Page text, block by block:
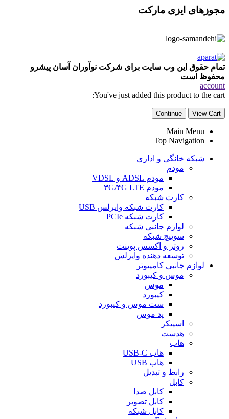
مجوزهای ایزی مارکت
تمام حقوق این وب سایت برای شرکت نوآوران آسان پیشرو
محفوظ است
account
You've just added this product to the cart:
View Cart
Continue
Main Menu
Top Navigation
شبکه خانگی و اداری
مودم
مودم ADSL و VDSL
مودم ۳G/۴G LTE
کارت شبکه
کارت شبکه وایرلس USB
کارت شبکه PCIe
لوازم جانبی شبکه
سوییچ شبکه
روتر و اکسس پوینت
توسعه دهنده وایرلس
لوازم جانبی کامپیوتر
موس و کیبورد
موس
کیبورد
ست موس و کیبورد
پد موس
اسپیکر
هدست
هاب
هاب USB-C
هاب USB
رابط و تبدیل
کابل
کابل صدا
کابل تصویر
کابل شبکه